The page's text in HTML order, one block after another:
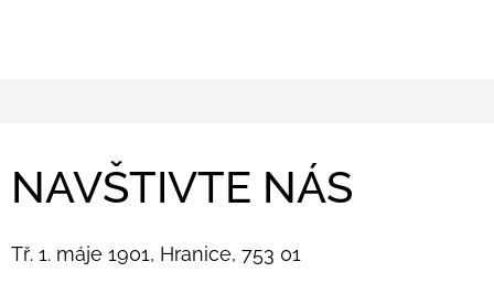
NAVŠTIVTE NÁS
Tř. 1. máje 1901, Hranice, 753 01